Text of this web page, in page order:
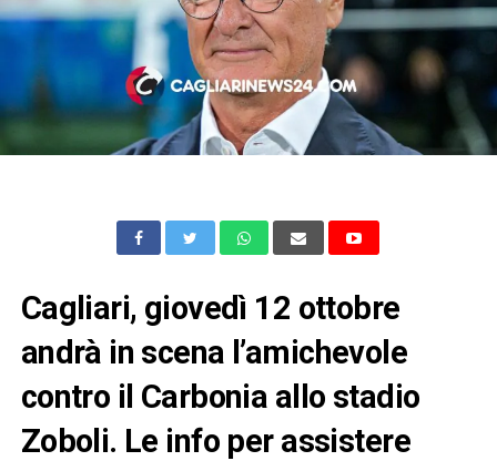
Cagliari, giovedì 12 ottobre
andrà in scena l’amichevole
contro il Carbonia allo stadio
Zoboli. Le info per assistere